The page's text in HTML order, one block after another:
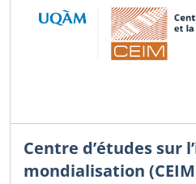
Centre d’études sur
mondialisation